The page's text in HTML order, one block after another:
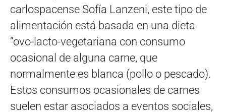
carlospacense Sofía Lanzeni, este tipo de
alimentación está basada en una dieta
“ovo-lacto-vegetariana con consumo
ocasional de alguna carne, que
normalmente es blanca (pollo o pescado).
Estos consumos ocasionales de carnes
suelen estar asociados a eventos sociales,